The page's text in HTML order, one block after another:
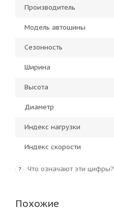
Производитель
Модель автошины
Сезонность
Ширина
Высота
Диаметр
Индекс нагрузки
Индекс скорости
? Что означают эти цифры?
Похожие